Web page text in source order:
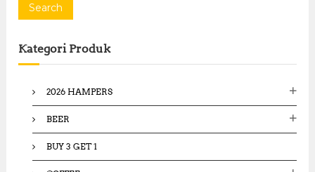
r
h
f
Search
Kategori Produk
2026 HAMPERS
BEER
BUY 3 GET 1